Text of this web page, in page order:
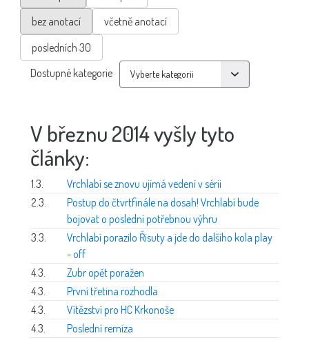
bez anotací
včetně anotací
posledních 30
Dostupné kategorie
V březnu 2014 vyšly tyto
články:
1.3.
Vrchlabí se znovu ujímá vedení v sérii
2.3.
Postup do čtvrtfinále na dosah! Vrchlabí bude
bojovat o poslední potřebnou výhru
3.3.
Vrchlabí porazilo Řisuty a jde do dalšího kola play
- off
4.3.
Zubr opět poražen
4.3.
První třetina rozhodla
4.3.
Vítězství pro HC Krkonoše
4.3.
Poslední remíza